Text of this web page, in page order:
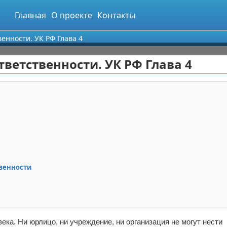
Главная О проекте Контакты
УК РФ Глава 4
УК РФ Глава 4
Ни юрлицо, ни учреждение, ни организация не могут нести